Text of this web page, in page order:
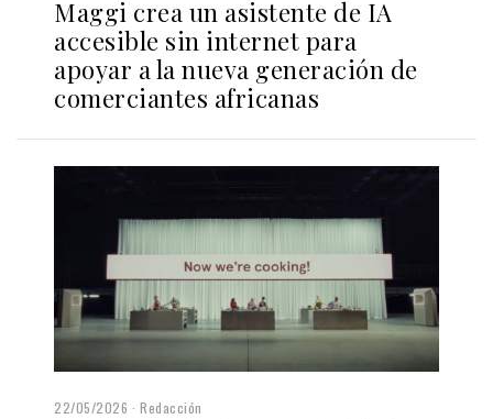
Maggi crea un asistente de IA
accesible sin internet para
apoyar a la nueva generación de
comerciantes africanas
22/05/2026 Redacción